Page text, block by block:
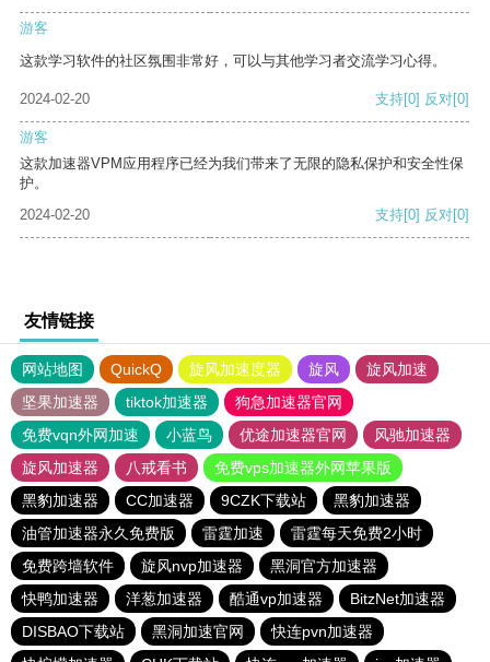
游客
这款学习软件的社区氛围非常好，可以与其他学习者交流学习心得。
2024-02-20 支持[0] 反对[0]
游客
这款加速器VPM应用程序已经为我们带来了无限的隐私保护和安全性保
护。
2024-02-20
支持[0] 反对[0]
友情链接
网站地图 QuickQ 旋风加速度器 旋风
旋风加速
坚果加速器
tiktok加速器
狗急加速器官网
免费vqn外网加速
小蓝鸟 优途加速器官网
风驰加速器
旋风加速器
八戒看书
免费vps加速器外网苹果版
黑豹加速器
CC加速器 9CZK下载站
黑豹加速器
油管加速器永久免费版
雷霆加速
雷霆每天免费2小时
免费跨墙软件
旋风nvp加速器
黑洞官方加速器
快鸭加速器
洋葱加速器 酷通vp加速器
BitzNet加速器
DISBAO下载站
黑洞加速官网
快连pvn加速器